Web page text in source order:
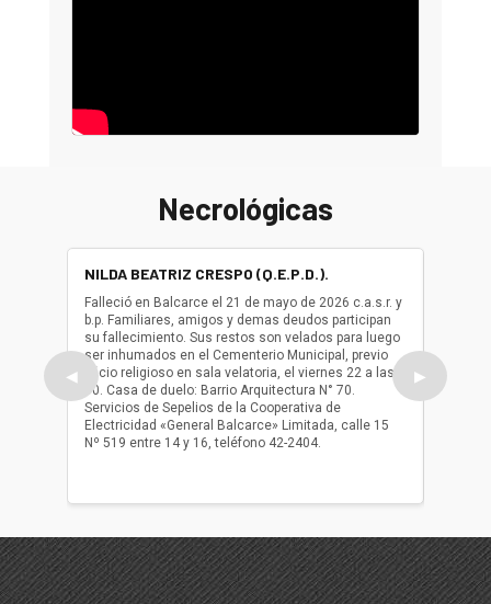
Necrológicas
◀
NILDA BEATRIZ CRESPO (Q.E.P.D.).
Falleció en Balcarce el 21 de mayo de 2026 c.a.s.r. y
b.p. Familiares, amigos y demas deudos participan
su fallecimiento. Sus restos son velados para luego
ser inhumados en el Cementerio Municipal, previo
oficio religioso en sala velatoria, el viernes 22 a las
10. Casa de duelo: Barrio Arquitectura N° 70.
Servicios de Sepelios de la Cooperativa de
Electricidad «General Balcarce» Limitada, calle 15
Nº 519 entre 14 y 16, teléfono 42-2404.
ser
oficio
▶